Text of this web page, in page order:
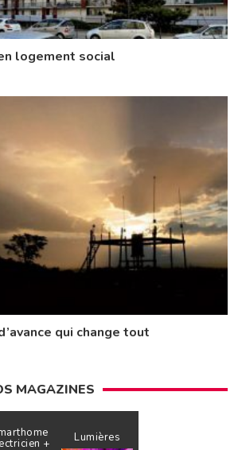
logement social
qui change tout
MAGAZINES
+ Lumières